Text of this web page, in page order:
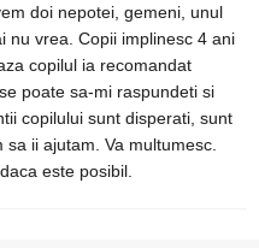
doi nepotei, gemeni, unul
nu vrea. Copii implinesc 4 ani
copilul ia recomandat
poate sa-mi raspundeti si
copilului sunt disperati, sunt
ii ajutam. Va multumesc.
este posibil.